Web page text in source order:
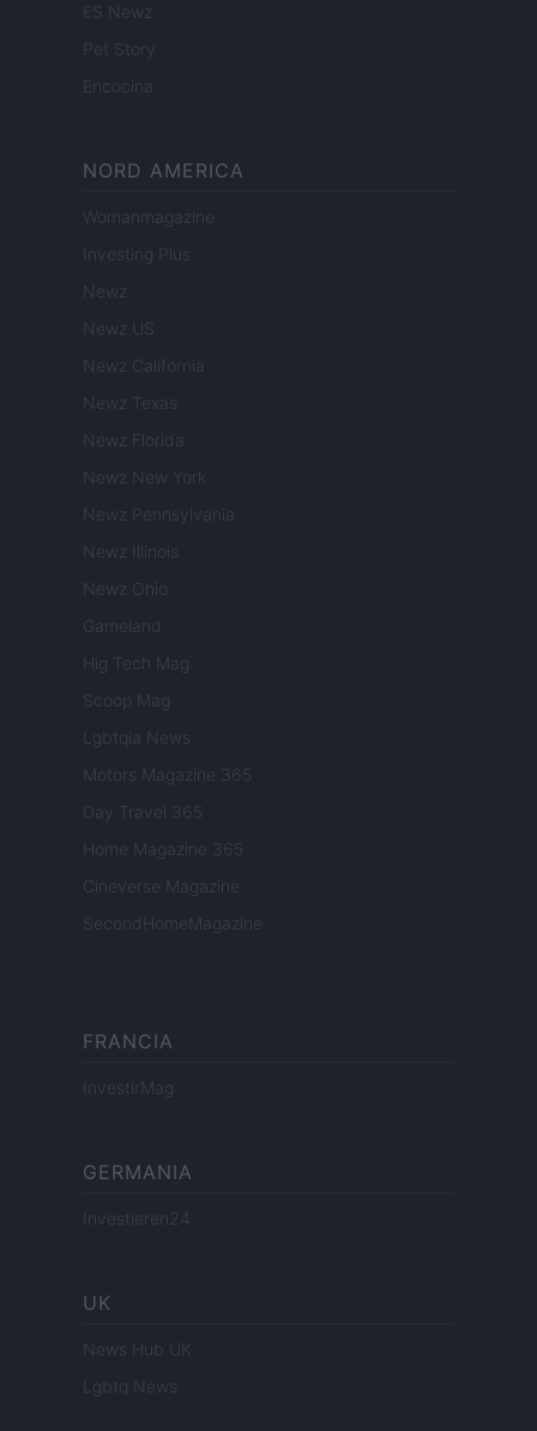
ES Newz
Pet Story
Encocina
NORD AMERICA
Womanmagazine
Investing Plus
Newz
Newz US
Newz California
Newz Texas
Newz Florida
Newz New York
Newz Pennsylvania
Newz Illinois
Newz Ohio
Gameland
Hig Tech Mag
Scoop Mag
Lgbtqia News
Motors Magazine 365
Day Travel 365
Home Magazine 365
Cineverse Magazine
SecondHomeMagazine
FRANCIA
InvestirMag
GERMANIA
Investieren24
UK
News Hub UK
Lgbtq News